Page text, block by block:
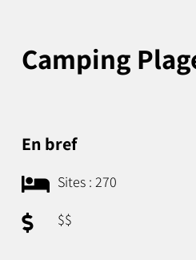
Camping
En bref
Sites : 270
$$